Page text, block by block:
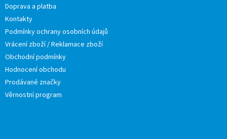
Doprava a platba
Kontakty
Podmínky ochrany osobních údajů
Vrácení zboží / Reklamace zboží
Obchodní podmínky
Hodnocení obchodu
Prodávané značky
Věrnostní program